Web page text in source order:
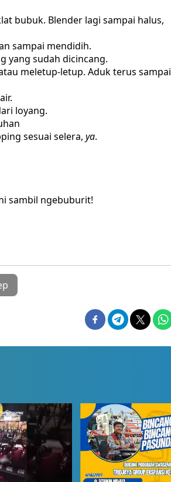
bubuk. Blender lagi sampai halus,
sampai mendidih.
yang sudah dicincang.
meletup-letup. Aduk terus sampai
loyang.
sesuai selera, ya.
sambil ngebuburit!